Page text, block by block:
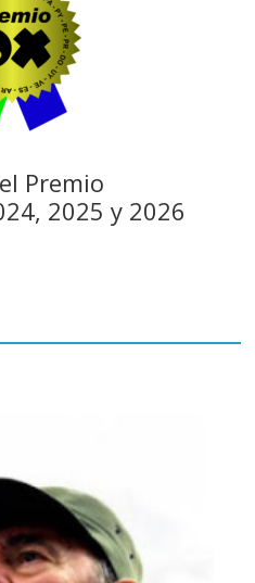
Premio
2025 y 2026